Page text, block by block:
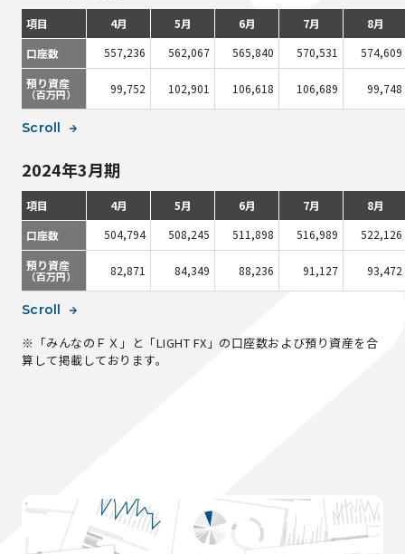
項目 4月 5月 6月 7月
8月
口座数
557,236 562,067 565,840 570,531
574,609
預り資産
（百万円） 99,752 102,901 106,618 106,689 99,748
Scroll
2024年3月期
項目 4月 5月 6月 7月
8月
口座数
504,794 508,245 511,898 516,989
522,126
預り資産
（百万円） 82,871 84,349 88,236 91,127 93,472
Scroll
※「みんなのＦＸ」と「LIGHT FX」の口座数および預り資産を合
算して掲載しております。